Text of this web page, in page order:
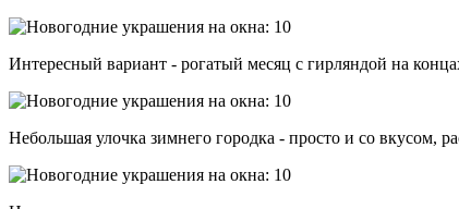
Интересный вариант - рогатый месяц с гирляндой на
Небольшая улочка зимнего городка - просто и со вкусом,